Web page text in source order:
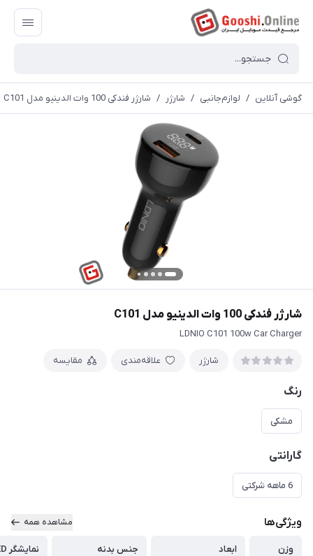
گوشی آنلاین / لوازم‌جانبی / شارژر / شارژر فندکی 100 وات الدینیو مدل C101
شارژر فندکی 100 وات الدینیو مدل C101
LDNIO C101 100w Car Charger
شارژر علاقه‌مندی مقایسه
رنگ
مشکی
گارانتی
6 ماهه شرکتی
ویژگی‌ها مشاهده همه
وزن
ابعاد
جنس بدنه
نمایشگر LED